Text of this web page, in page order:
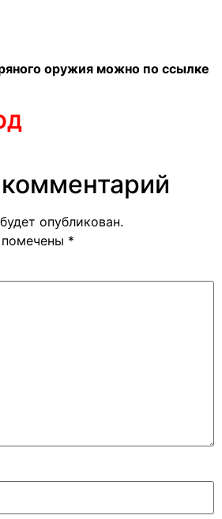
оружия можно по ссылке
опубликован.
*